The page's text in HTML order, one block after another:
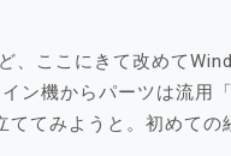
、ここにきて改めて
ン機からパーツは流用
てみようと。初めての